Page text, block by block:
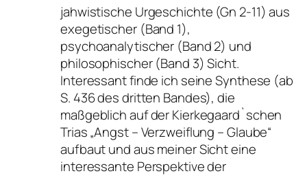
jahwistische Urgeschichte (Gn 2-11) aus
exegetischer (Band 1),
psychoanalytischer (Band 2) und
philosophischer (Band 3) Sicht.
Interessant finde ich seine Synthese (ab
S. 436 des dritten Bandes), die
maßgeblich auf der Kierkegaard`schen
Trias „Angst – Verzweiflung – Glaube“
aufbaut und aus meiner Sicht eine
interessante Perspektive der